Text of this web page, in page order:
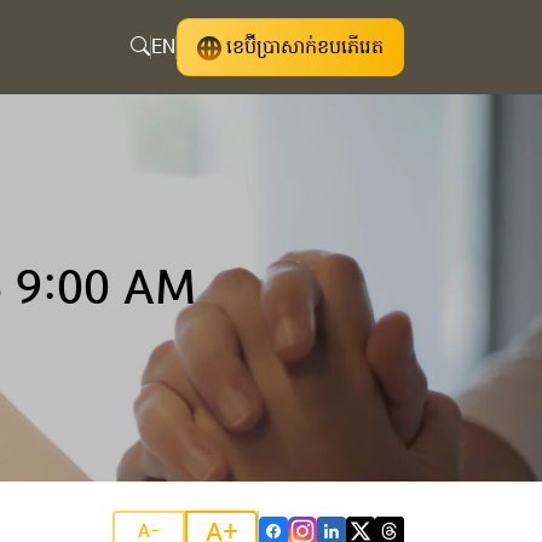
EN ខេប៊ីប្រាសាក់ខបភើរេត
9:00 AM
A- A+